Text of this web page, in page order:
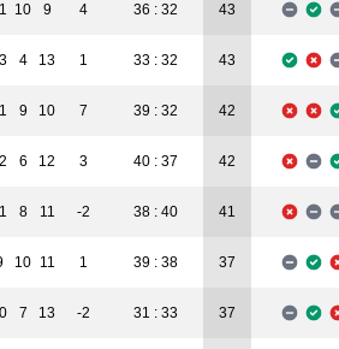
10 9 4 36 : 32 43
4 13 1 33 : 32 43
9 10 7 39 : 32 42
6 12 3 40 : 37 42
8 11 -2 38 : 40 41
10 11 1 39 : 38 37
7 13 -2 31 : 33 37